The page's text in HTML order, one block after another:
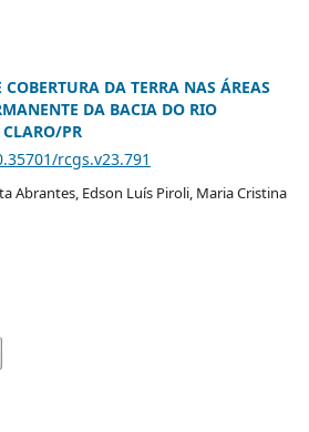
DA TERRA NAS ÁREAS
DA BACIA DO RIO
PR
rcgs.v23.791
Abrantes, Edson Luís Piroli, Maria Cristina